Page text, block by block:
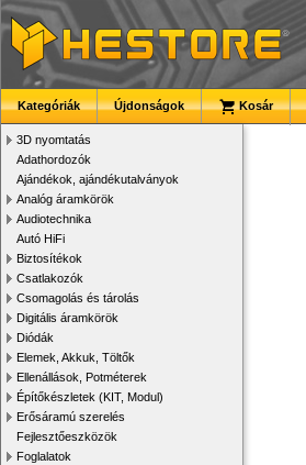
Kategóriák Újdonságok Kosár
3D nyomtatás
Adathordozók
Ajándékok, ajándékutalványok
Analóg áramkörök
Audiotechnika
Autó HiFi
Biztosítékok
Csatlakozók
Csomagolás és tárolás
Digitális áramkörök
Diódák
Elemek, Akkuk, Töltők
Ellenállások, Potméterek
Építőkészletek (KIT, Modul)
Erősáramú szerelés
Fejlesztőeszközök
Foglalatok